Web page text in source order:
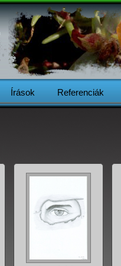
Írások Referenciák